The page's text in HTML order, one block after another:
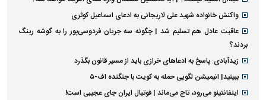
واکنش خانواده شهید علی لاریجانی به ادعای اسماعیل کوثری
عاقبت عادل هم تسلیم شد | چگونه سه جریان فردوسی‌پور را به گوشه رینگ
بردند؟
زیدآبادی: پاسخ به ادعا‌های خرازی باید از مسیر قانون بگذرد
ببینید| انیمیشن لگویی حمله به کویت با جنگنده اف-۵
اینفانتینو می‌رود، تاج می‌ماند | فوتبال ایران جای عجیبی است!